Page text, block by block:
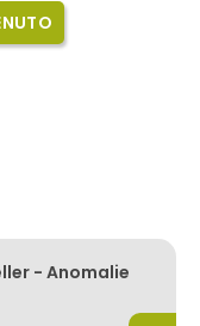
- Anomalie